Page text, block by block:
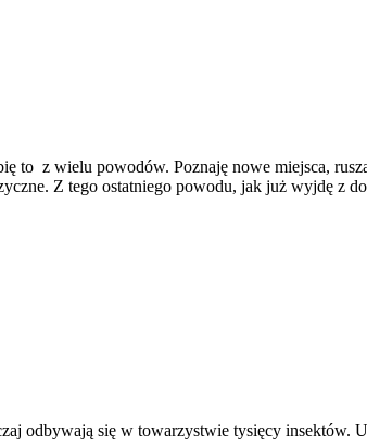
z wielu powodów. Poznaję nowe miejsca,
Z tego ostatniego powodu, jak już wyjdę z
odbywają się w towarzystwie tysięcy